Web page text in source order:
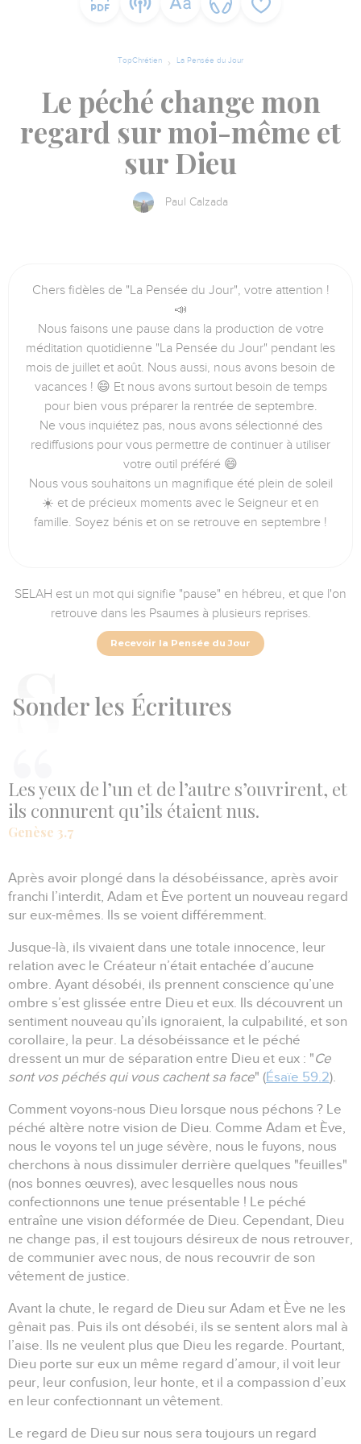
TopChrétien La Pensée du Jour
Le péché change mon
regard sur moi-même et
sur Dieu
Paul Calzada
Chers fidèles de "La Pensée du Jour", votre attention !
📣
Nous faisons une pause dans la production de votre
méditation quotidienne "La Pensée du Jour" pendant les
mois de juillet et août. Nous aussi, nous avons besoin de
vacances ! 😄 Et nous avons surtout besoin de temps
pour bien vous préparer la rentrée de septembre.
Ne vous inquiétez pas, nous avons sélectionné des
rediffusions pour vous permettre de continuer à utiliser
votre outil préféré 😄
Nous vous souhaitons un magnifique été plein de soleil
☀️ et de précieux moments avec le Seigneur et en
famille. Soyez bénis et on se retrouve en septembre !
SELAH est un mot qui signifie "pause" en hébreu, et que l'on
retrouve dans les Psaumes à plusieurs reprises.
Recevoir la Pensée du Jour
Sonderles Écritures
Les yeux de l’un et de l’autre s’ouvrirent, et
ils connurent qu’ils étaient nus.
Genèse 3.7
Après avoir plongé dans la désobéissance, après avoir
franchi l’interdit, Adam et Ève portent un nouveau regard
sur eux-mêmes.
Ils se voient différemment.
Jusque-là, ils vivaient dans une totale innocence, leur
relation avec le Créateur n’était entachée d’aucune
ombre. Ayant désobéi, ils prennent conscience qu’une
ombre s’est glissée entre Dieu et eux.
Ils découvrent un
sentiment nouveau qu’ils ignoraient, la culpabilité, et son
corollaire, la peur. La désobéissance et le péché
dressent un mur de séparation entre Dieu et eux : "Ce
sont vos péchés qui vous cachent sa face" (Ésaïe 59.2).
Comment voyons-nous Dieu lorsque nous péchons ? Le
péché altère notre vision de Dieu. Comme Adam et Ève,
nous le voyons tel un juge sévère, nous le fuyons, nous
cherchons à nous dissimuler derrière quelques "feuilles"
(nos bonnes œuvres), avec lesquelles nous nous
confectionnons une tenue présentable ! Le péché
entraîne une vision déformée de Dieu. Cependant, Dieu
ne change pas, il est toujours désireux de nous retrouver,
de communier avec nous, de nous recouvrir de son
vêtement de justice.
Avant la chute, le regard de Dieu sur Adam et Ève ne les
gênait pas. Puis ils ont désobéi, ils se sentent alors mal à
l’aise.
Ils ne veulent plus que Dieu les regarde. Pourtant,
Dieu porte sur eux un même regard d’amour, il voit leur
peur, leur confusion, leur honte, et il a compassion d’eux
en leur confectionnant un vêtement.
Le regard de Dieu sur nous sera toujours un regard